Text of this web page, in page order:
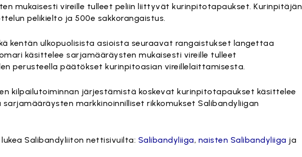
mukaisesti vireille tulleet peliin liittyvät kurinpitotapaukset. Kurinpitäjän
pelikielto ja 500e sakkorangaistus.
kentän ulkopuolisista asioista seuraavat rangaistukset langettaa
käsittelee sarjamääräysten mukaisesti vireille tulleet
perusteella päätökset kurinpitoasian vireillelaittamisesta.
kilpailutoiminnan järjestämistä koskevat kurinpitotapaukset käsittelee
sarjamääräysten markkinoinnilliset rikkomukset Salibandyliigan
Salibandyliiton nettisivuilta: Salibandyliiga, naisten Salibandyliiga ja